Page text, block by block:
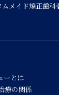
メイド矯正歯科
ーとは
療の関係